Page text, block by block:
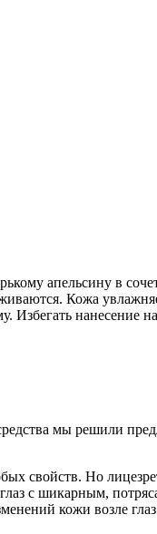
апельсину в
Кожа
Избегать
мы решили
свойств. Но
с шикарным,
кожи возле